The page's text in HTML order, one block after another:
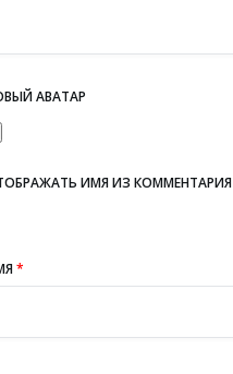
АВАТАР
ИМЯ ИЗ КОММЕНТАРИЯ
*